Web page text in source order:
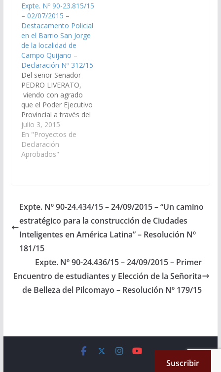
funcionamiento de un
Destacamento policial
en el Barrio El
Progreso, Municipio
Campo Quijano,
departamento Rosario
de Lerma. (Expte. Nº
90-32.676/2024, a la…
Expte. Nº 90-23.815/15
– 02/07/2015 –
Destacamento Policial
en el Barrio San Jorge
de la localidad de
Campo Quijano –
Declaración Nº 312/15
Del señor Senador
PEDRO LIVERATO,
viendo con agrado
que el Poder Ejecutivo
Provincial a través del
Ministerio de
Seguridad; Secretaria
de Seguridad y
Jefatura de la Policía
disponga la creación,
construcción y
funcionamiento de un
Destacamento…
julio 3, 2015
En "Proyectos de
Declaración
Aprobados"
Expte. Nº 90-24.434/15 – 24/09/2015 – “Un camino
estratégico para la construcción de Ciudades
Inteligentes en América Latina” – Resolución Nº
181/15
Expte. Nº 90-24.436/15 – 24/09/2015 – Primer
Encuentro de estudiantes y Elección de la Señorita
de Belleza del Pilcomayo – Resolución Nº 179/15
. All rights reserved.
Suscribir